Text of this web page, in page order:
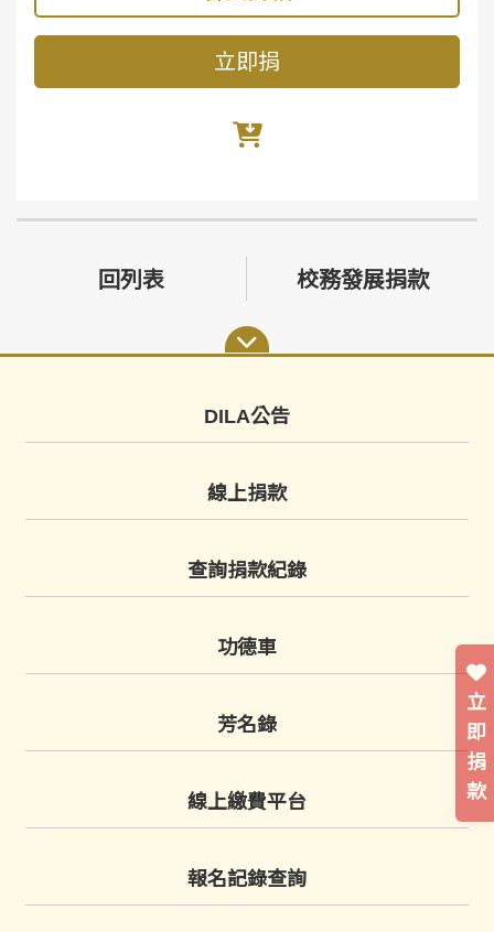
立即捐
回列表 校務發展捐款
立
即
捐
款
DILA公告
線上捐款
查詢捐款紀錄
功德車
芳名錄
線上繳費平台
報名記錄查詢